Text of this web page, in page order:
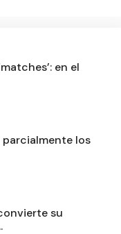
en el
parcialmente los
su